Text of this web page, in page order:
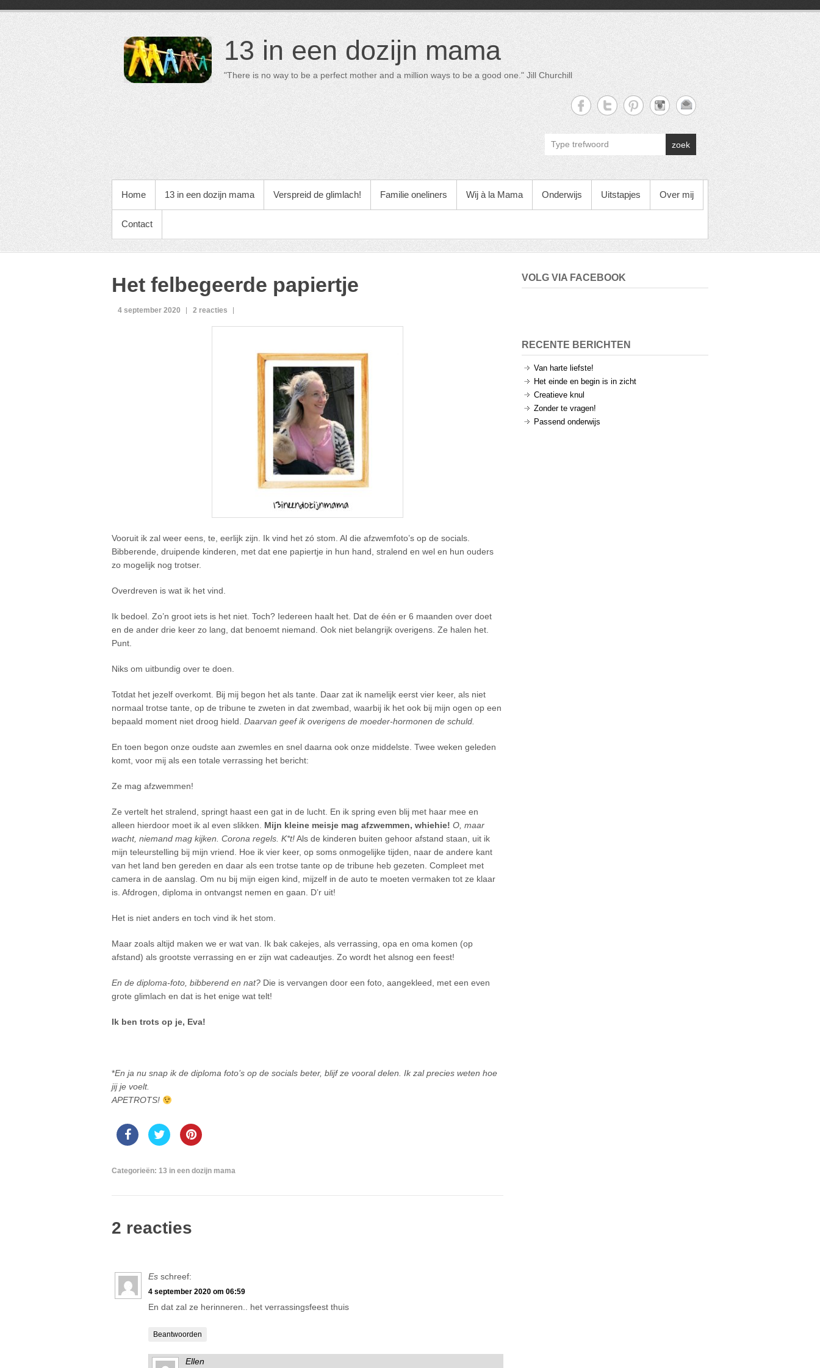
13 in een dozijn mama
"There is no way to be a perfect mother and a million ways to be a good one." Jill Churchill
zoek
PRIMAIR MENU
Home 13 in een dozijn mama Verspreid de glimlach! Familie oneliners Wij à la Mama Onderwijs Uitstapjes Over mij
Contact
Het felbegeerde papiertje
4 september 2020 2 reacties
Vooruit ik zal weer eens, te, eerlijk zijn. Ik vind het zó stom. Al die afzwemfoto’s op de socials.
Bibberende, druipende kinderen, met dat ene papiertje in hun hand, stralend en wel en hun ouders
zo mogelijk nog trotser.
Overdreven is wat ik het vind.
Ik bedoel. Zo’n groot iets is het niet. Toch? Iedereen haalt het. Dat de één er 6 maanden over doet
en de ander drie keer zo lang, dat benoemt niemand. Ook niet belangrijk overigens. Ze halen het.
Punt.
Niks om uitbundig over te doen.
Totdat het jezelf overkomt. Bij mij begon het als tante. Daar zat ik namelijk eerst vier keer, als niet
normaal trotse tante, op de tribune te zweten in dat zwembad, waarbij ik het ook bij mijn ogen op een
bepaald moment niet droog hield. Daarvan geef ik overigens de moeder-hormonen de schuld.
En toen begon onze oudste aan zwemles en snel daarna ook onze middelste. Twee weken geleden
komt, voor mij als een totale verrassing het bericht:
Ze mag afzwemmen!
Ze vertelt het stralend, springt haast een gat in de lucht. En ik spring even blij met haar mee en
alleen hierdoor moet ik al even slikken. Mijn kleine meisje mag afzwemmen, whiehie! O, maar
wacht, niemand mag kijken. Corona regels. K*t!Als de kinderen buiten gehoor afstand staan, uit ik
mijn teleurstelling bij mijn vriend. Hoe ik vier keer, op soms onmogelijke tijden, naar de andere kant
van het land ben gereden en daar als een trotse tante op de tribune heb gezeten. Compleet met
camera in de aanslag. Om nu bij mijn eigen kind, mijzelf in de auto te moeten vermaken tot ze klaar
is. Afdrogen, diploma in ontvangst nemen en gaan. D’r uit!
Het is niet anders en toch vind ik het stom.
Maar zoals altijd maken we er wat van. Ik bak cakejes, als verrassing, opa en oma komen (op
afstand) als grootste verrassing en er zijn wat cadeautjes. Zo wordt het alsnog een feest!
En de diploma-foto, bibberend en nat? Die is vervangen door een foto, aangekleed, met een even
grote glimlach en dat is het enige wat telt!
Ik ben trots op je, Eva!
*En ja nu snap ik de diploma foto’s op de socials beter, blijf ze vooral delen. Ik zal precies weten hoe
jij je voelt.
APETROTS!
Categorieën: 13 in een dozijn mama
2 reacties
Es schreef:
4 september 2020 om 06:59
En dat zal ze herinneren.. het verrassingsfeest thuis
Beantwoorden
Ellen
VOLG VIA FACEBOOK
RECENTE BERICHTEN
Van harte liefste!
Het einde en begin is in zicht
Creatieve knul
Zonder te vragen!
Passend onderwijs